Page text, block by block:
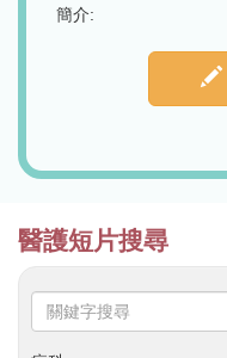
簡介:
醫護短片搜尋
鍵
字